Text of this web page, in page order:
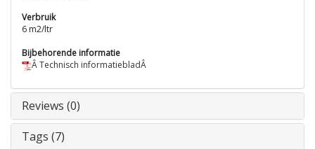
Verbruik
6 m2/ltr
Bijbehorende informatie
Â Technisch informatiebladÂ
Reviews (0)
Tags (7)